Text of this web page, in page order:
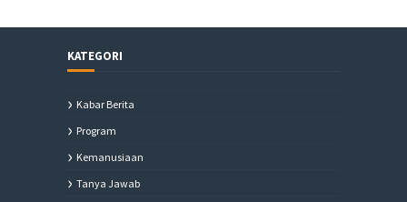
KATEGORI
Kabar Berita
Program
Kemanusiaan
Tanya Jawab